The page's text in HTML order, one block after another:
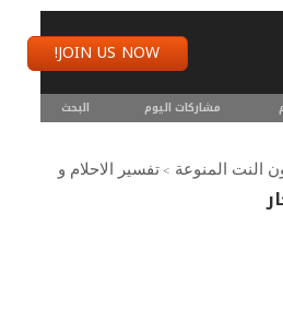
JOIN US NOW!
مشاركات اليوم البحث
النت المنوعة > تفسير الاحلام و